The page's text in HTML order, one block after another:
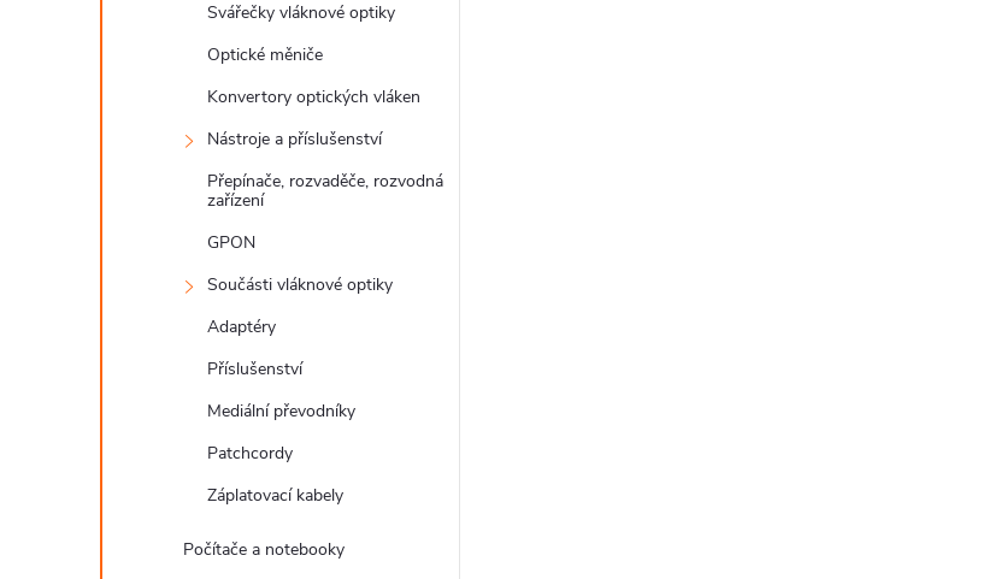
Svářečky vláknové optiky
Optické měniče
Konvertory optických vláken
Nástroje a příslušenství
Přepínače, rozvaděče, rozvodná
zařízení
GPON
Součásti vláknové optiky
Adaptéry
Příslušenství
Mediální převodníky
Patchcordy
Záplatovací kabely
Počítače a notebooky